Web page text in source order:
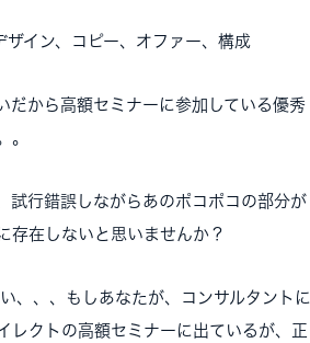
イン、コピー、オファー、構成
だから高額セミナーに参加している優秀
。
試行錯誤しながらあのポコポコの部分が
存在しないと思いませんか？
、、、もしあなたが、コンサルタントに
レクトの高額セミナーに出ているが、正